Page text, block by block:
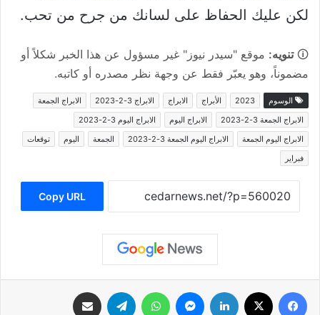
لكن عليك الحفاظ على لسانك من جرح من تحب.
🛈تنويه: موقع "سيدر نيوز" غير مسؤول عن هذا الخبر شكلاً أو
مضموناً، وهو يعبّر فقط عن وجهة نظر مصدره أو كاتبه.
الوسوم 2023 الأبراج الابراج الابراج 3-2-2023
الابراج الجمعة
الابراج الجمعة 3-2-2023
الابراج اليوم
الابراج اليوم 3-2-2023
الابراج اليوم الجمعة
الابراج اليوم الجمعة 3-2-2023 الجمعة اليوم
توقعات
فبراير
Copy URL
فيسبوك لينكدإن ماسنجر واتساب تيلقرام